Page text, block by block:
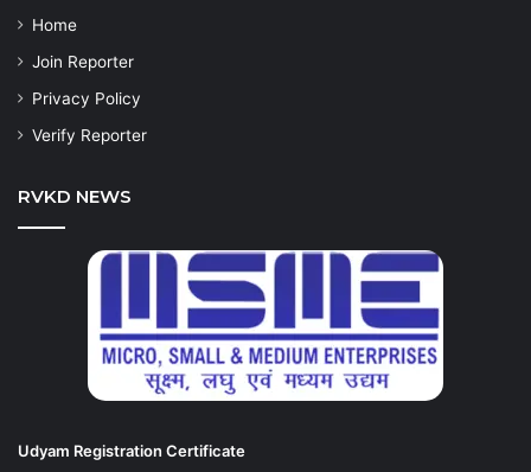
Home
Join Reporter
Privacy Policy
Verify Reporter
RVKD NEWS
Udyam Registration Certificate